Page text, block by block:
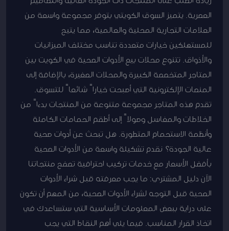
العصرية. يتميز السوق الكويتي بتوفر مجموعة واسعة من
العلامات التجارية المحلية والعالمية، مما يتيح
للمستهلكين خيارات متعددة تناسب مختلف الميزانيات
والأذواق. تتنوع محلات بيع الأدوات الصحية في الكويت بين
المتاجر المتخصصة الكبيرة والمحلات الصغيرة، بالإضافة إلى
المنصات الإلكترونية التي أصبحت خياراً شائعاً للتسوق.
تقدم هذه المتاجر مجموعة متنوعة من المنتجات بدءاً من
الخلاطات والمغاسل وصولاً إلى أطقم الحمامات الكاملة
وأنظمة الاستحمام المتطورة. هل تبحث عن أدوات صحية
عالية الجودة؟ نقدم تشكيلة واسعة من الأدوات الصحية
بأفضل الأسعار مع خدمات تركيب احترافية تصفح منتجاتنا
الآن دليل المشتري: ما يجب معرفته قبل شراء الأدوات
الصحية قبل التوجه لشراء الأدوات الصحية، من المهم أن تكون
على دراية ببعض المعلومات الأساسية التي ستساعدك في
اتخاذ القرار المناسب. فيما يلي أهم النقاط التي يجب